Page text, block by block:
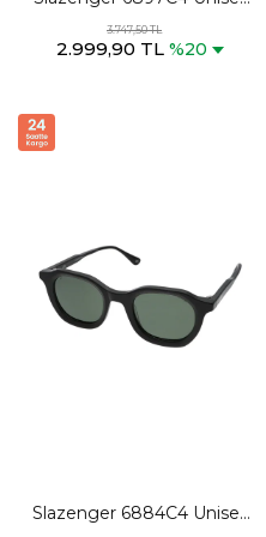
Çoklu Renk Güneş Gözlüğü
3.747,50 TL
2.999,90 TL %20
Slazenger 6884C4 Unisex